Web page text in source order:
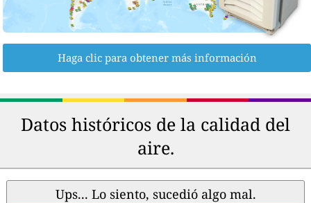
Haga clic para obtener más información
Datos históricos de la calidad del
aire.
Ups... Lo siento, sucedió algo mal.